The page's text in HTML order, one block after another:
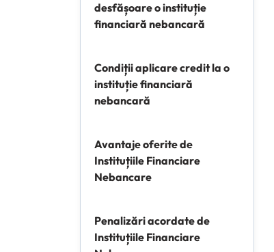
desfășoare o instituție
financiară nebancară
Condiții aplicare credit la o
instituție financiară
nebancară
Avantaje oferite de
Instituțiile Financiare
Nebancare
Penalizări acordate de
Instituțiile Financiare